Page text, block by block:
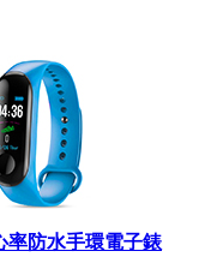
率防水手環電子錶